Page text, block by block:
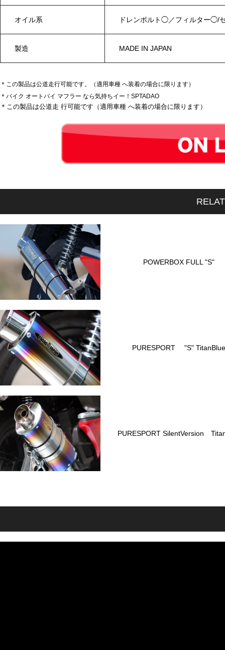
オイル系 ドレンボルト◯／フィルター◯/
製造 MADE IN JAPAN
＊この製品は公道走行可能です。（適用車種 へ装着の場合に限ります）
＊バイク オートバイ マフラー なら気持ちイー！SPTADAO
＊この製品は公道走 行可能です（適用車種 へ装着の場合に限ります）
POWERBOX FULL "S"
PURESPORT "S" TitanBlue
PURESPORT SilentVersion